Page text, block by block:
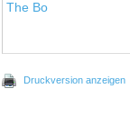
The Bo
Druckversion anzeigen